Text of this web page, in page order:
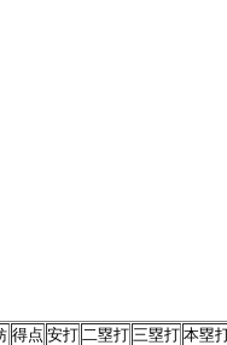
得点 安打 二塁打 三塁打 本塁